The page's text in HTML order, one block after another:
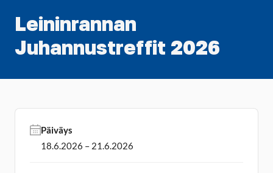
Leininrannan
Juhannustreffit 2026
Päiväys
18.6.2026 – 21.6.2026